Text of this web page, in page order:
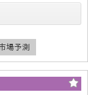
場予測